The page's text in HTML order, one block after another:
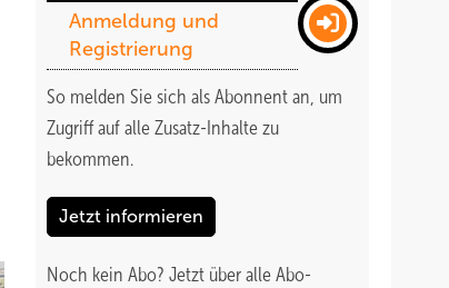
Anmeldung und
Registrierung
So melden Sie sich als Abonnent an, um
Zugriff auf alle Zusatz-Inhalte zu
bekommen.
Jetzt informieren
Noch kein Abo? Jetzt über alle Abo-